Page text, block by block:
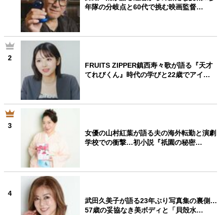
年隊の分岐点と60代で挑む映画監督…
2
FRUITS ZIPPER鎮西寿々歌が語る『天才
てれびくん』時代の学びと22歳でアイ…
3
女優の山村紅葉が語る夫の海外転勤と演劇
学校での衝撃…初小説『祇園の秘密…
4
武田久美子が語る23年ぶり写真集の裏側…
57歳の妥協なき美ボディと「貝殻水…